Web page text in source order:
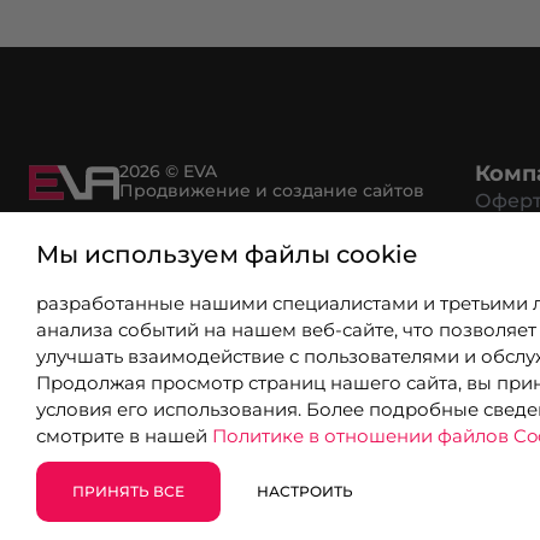
2026 © EVA
Продвижение и создание сайтов
Мы используем файлы cookie
разработанные нашими специалистами и третьими
анализа событий на нашем веб-сайте, что
улучшать взаимодействие с пользователями и
Продолжая просмотр страниц нашего сайта, вы
условия его использования. Более подробные
смотрите в нашей Политике в отношении файлов
ПРИНЯТЬ ВСЕ НАСТРОИТЬ